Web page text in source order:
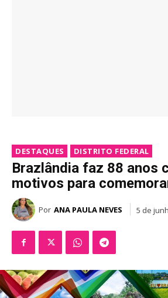
DESTAQUES DISTRITO FEDERAL
Brazlândia faz 88 anos
motivos para
Por ANA PAULA NEVES 5 de